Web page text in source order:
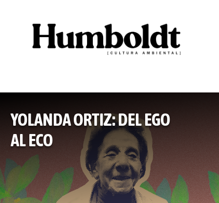
YOLANDA ORTIZ: DEL EGO
AL ECO